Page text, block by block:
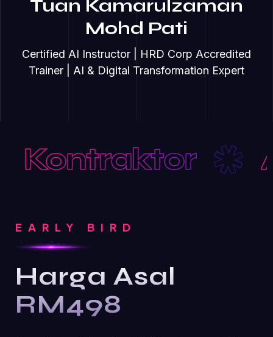
Tuan Kamarulzaman
Mohd Pati
Certified AI Instructor | HRD Corp Accredited
Trainer | AI & Digital Transformation Expert
AI
EARLY BIRD
Harga Asal
RM498